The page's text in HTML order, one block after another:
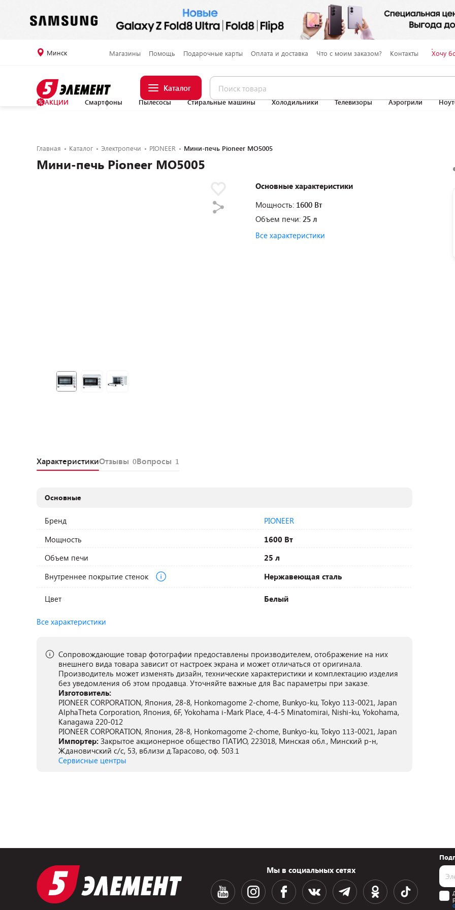
Минск Магазины Помощь Подарочные карты Оплата и доставка Что с моим заказом? Контакты Хочу
Каталог
АКЦИИ Смартфоны Пылесосы Стиральные машины Холодильники Телевизоры Аэрогрили
Главная Каталог Электропечи PIONEER Мини-печь Pioneer MO5005
Мини-печь Pioneer MO5005
Основные характеристики
Мощность: 1600 Вт
Объем печи: 25 л
Все характеристики
ХарактеристикиОтзывы 0Вопросы 1
Основные
Бренд
PIONEER
Мощность
1600 Вт
Объем печи
25 л
Внутреннее покрытие стенок
Нержавеющая сталь
Цвет Белый
Все характеристики
Сопровождающие товар фотографии предоставлены производителем, отображение на них
внешнего вида товара зависит от настроек экрана и может отличаться от оригинала.
Производитель может изменять дизайн, технические характеристики и комплектацию изделия
без уведомления об этом продавца. Уточняйте важные для Вас параметры при заказе.
Изготовитель:
PIONEER CORPORATION, Япония, 28-8, Honkomagome 2-chome, Bunkyo-ku, Tokyo 113-0021, Japan
AlphaTheta Corporation, Япония, 6F, Yokohama i-Mark Place, 4-4-5 Minatomirai, Nishi-ku, Yokohama,
Kanagawa 220-012
PIONEER CORPORATION, Япония, 28-8, Honkomagome 2-chome, Bunkyo-ku, Tokyo 113-0021, Japan
Импортер: Закрытое акционерное общество ПАТИО, 223018, Минская обл., Минский р-н,
Ждановичский с/с, 53, вблизи д.Тарасово, оф. 503.1
Сервисные центры
Мы в социальных сетях